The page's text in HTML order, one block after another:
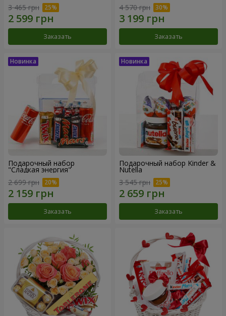
3 465 грн
Заказать
4 570 грн
Заказать
Подарочный набор
"Сладкая энергия"
2 699 грн
Заказать
Подарочный набор Kinder &
Nutella
3 545 грн
Заказать